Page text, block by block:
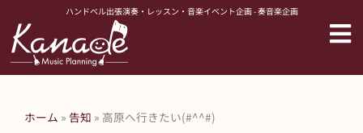
ス
ハンドベル出張演奏・レッスン・音楽イベント企画 - 奏音楽企画
ホーム » 告知 » 高原へ行きたい(#^^#)